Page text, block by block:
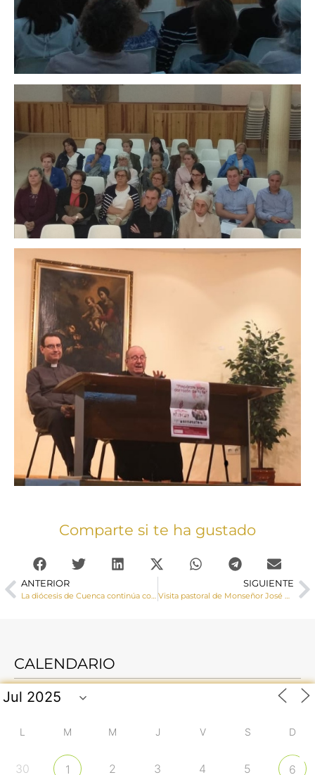
Comparte si te ha gustado
ANTERIOR
La diócesis de Cuenca continúa con la celebración del Mes Misionero Extraordinario
SIGUIENTE
Visita pastoral de Monseñor José María Yanguas a Zarza de Tajo
CALENDARIO
L M M J V S D
30 1 2 3 4 5 6